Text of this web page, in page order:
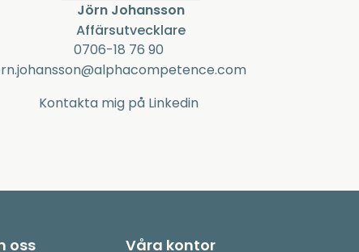
Jörn Johansson
Affärsutvecklare
0706-18 76 90
Kontakta mig på Linkedin
oss Våra kontor